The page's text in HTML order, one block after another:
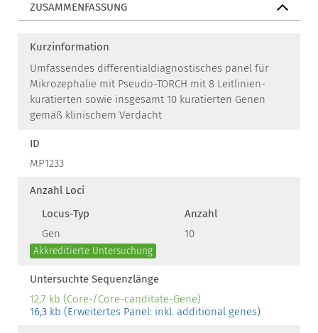
ZUSAMMENFASSUNG
Kurzinformation
Umfassendes differentialdiagnostisches panel für
Mikrozephalie mit Pseudo-TORCH mit 8 Leitlinien-
kuratierten sowie insgesamt 10 kuratierten Genen
gemäß klinischem Verdacht
ID
MP1233
Anzahl Loci
Locus-Typ
Anzahl
Gen
10
Akkreditierte Untersuchung
Untersuchte Sequenzlänge
12,7 kb (Core-/Core-canditate-Gene)
16,3 kb (Erweitertes Panel: inkl. additional genes)